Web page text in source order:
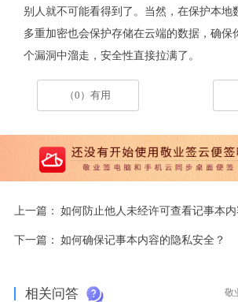
别人就不可能看得到了。当然，在保护本地
多重加密也会保护存储在云端的数据，确保
个漏洞中溜走，安全性直接拉满了。
（0）有用
上一篇： 如何防止他人未经许可查看记事本内
下一篇： 如何确保记事本内容的隐私安全？
相关问答 敬